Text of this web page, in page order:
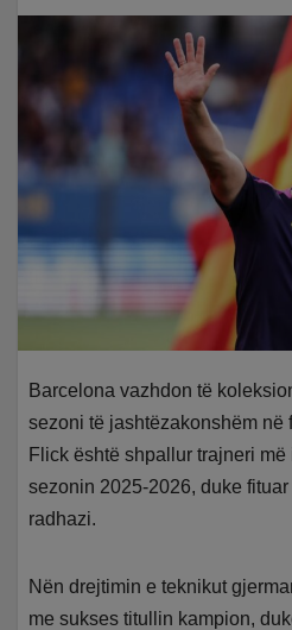
Barcelona vazhdon të
sezoni të jashtëzakonshëm
Flick është shpallur trajneri
sezonin 2025-2026, duke
radhazi.
Nën drejtimin e teknikut
me sukses titullin kampion,